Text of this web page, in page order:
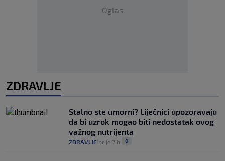
Oglas
ZDRAVLJE
Stalno ste umorni? Liječnici upozoravaju
da bi uzrok mogao biti nedostatak ovog
važnog nutrijenta
ZDRAVLJE prije 7 h 0